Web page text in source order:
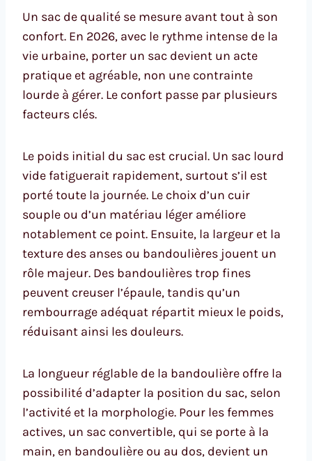
Un sac de qualité se mesure avant tout à son
confort. En 2026, avec le rythme intense de la
vie urbaine, porter un sac devient un acte
pratique et agréable, non une contrainte
lourde à gérer. Le confort passe par plusieurs
facteurs clés.
Le poids initial du sac est crucial. Un sac lourd
vide fatiguerait rapidement, surtout s’il est
porté toute la journée. Le choix d’un cuir
souple ou d’un matériau léger améliore
notablement ce point. Ensuite, la largeur et la
texture des anses ou bandoulières jouent un
rôle majeur. Des bandoulières trop fines
peuvent creuser l’épaule, tandis qu’un
rembourrage adéquat répartit mieux le poids,
réduisant ainsi les douleurs.
La longueur réglable de la bandoulière offre la
possibilité d’adapter la position du sac, selon
l’activité et la morphologie. Pour les femmes
actives, un sac convertible, qui se porte à la
main, en bandoulière ou au dos, devient un